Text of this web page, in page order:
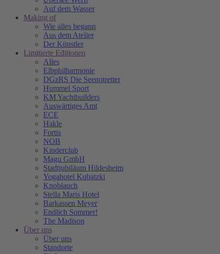
Auf dem Wasser
Making of
Wie alles begann
Aus dem Atelier
Der Künstler
Limitierte Editionen
Alles
Elbphilharmonie
DGzRS Die Seenotretter
Hummel Sport
KM Yachtbuilders
Auswärtiges Amt
ECE
Hakle
Fortis
NOB
Kinderclub
Magu GmbH
Stadtjubiläum Hildesheim
Yogahotel Kubatzki
Knoblauch
Stella Maris Hotel
Barkassen Meyer
Endlich Sommer!
The Madison
Über uns
Über uns
Standorte